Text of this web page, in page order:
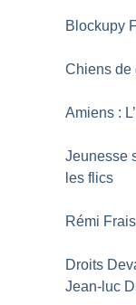
Blockupy
Chiens de
Amiens :
Jeunesse
les flics
Rémi
Droits
Jean-luc